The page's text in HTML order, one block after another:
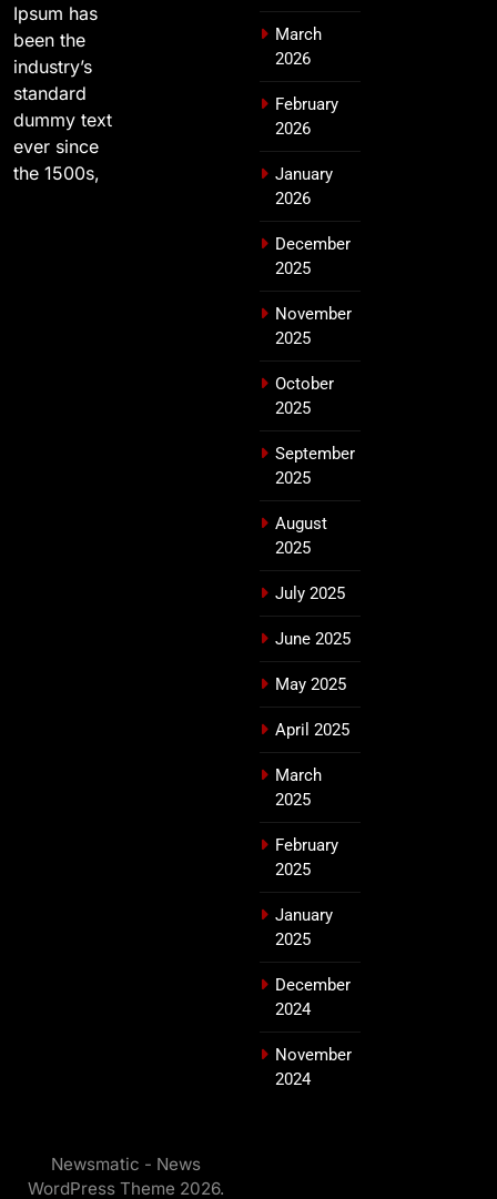
Ipsum has
been the
industry’s
standard
dummy text
ever since
the 1500s,
March
2026
February
2026
January
2026
December
2025
November
2025
October
2025
September
2025
August
2025
July 2025
June 2025
May 2025
April 2025
March
2025
February
2025
January
2025
December
2024
November
2024
Newsmatic - News
WordPress Theme 2026.